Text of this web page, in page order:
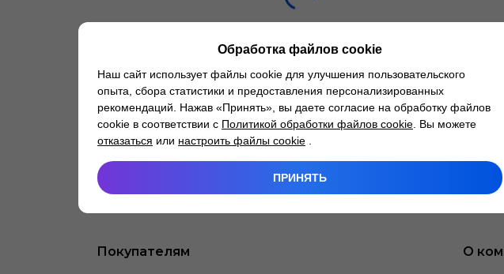
Покупателям О
Обработка файлов cookie
Наш сайт использует файлы cookie для улучшения пользовательского
опыта, сбора статистики и предоставления персонализированных
рекомендаций. Нажав «Принять», вы даете согласие на обработку файлов
cookie в соответствии с Политикой обработки файлов cookie . Вы можете
отказаться или настроить файлы cookie
ПРИНЯТЬ